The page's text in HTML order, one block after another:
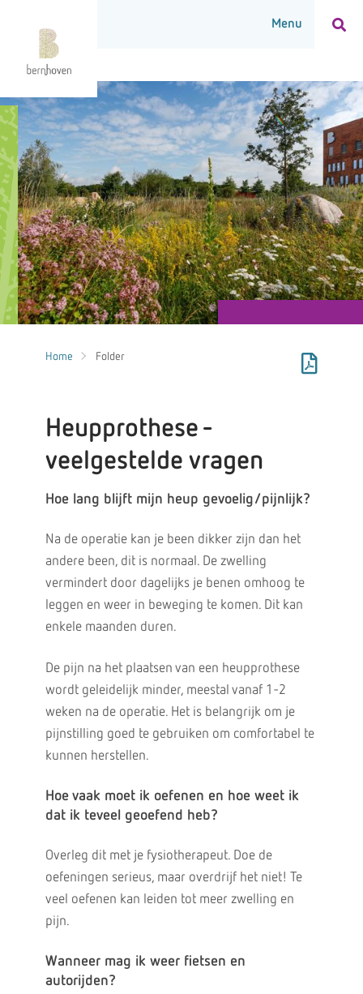
Home Folder
Heupprothese -
veelgestelde vragen
Hoe lang blijft mijn heup gevoelig/pijnlijk?
Na de operatie kan je been dikker zijn dan het
andere been, dit is normaal. De zwelling
vermindert door dagelijks je benen omhoog te
leggen en weer in beweging te komen. Dit kan
enkele maanden duren.
De pijn na het plaatsen van een heupprothese
wordt geleidelijk minder, meestal vanaf 1-2
weken na de operatie. Het is belangrijk om je
pijnstilling goed te gebruiken om comfortabel te
kunnen herstellen.
Hoe vaak moet ik oefenen en hoe weet ik
dat ik teveel geoefend heb?
Overleg dit met je fysiotherapeut. Doe de
oefeningen serieus, maar overdrijf het niet! Te
veel oefenen kan leiden tot meer zwelling en
pijn.
Wanneer mag ik weer fietsen en
autorijden?